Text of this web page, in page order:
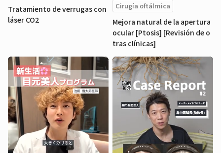
Tratamiento de verrugas con
láser CO2
Cirugía oftálmica
Mejora natural de la apertura
ocular [Ptosis] [Revisión de o
tras clínicas]